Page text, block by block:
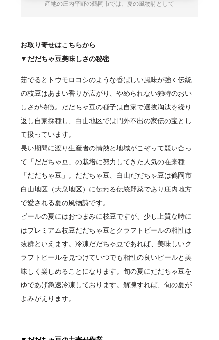
産地の庄内平野の鶴岡市では、夏の風物詩として
お取り寄せはこちらから
▼だだちゃ豆美味しさの秘密
茹でるとトウモロコシのような香ばしい風味が強く伝統
の枝豆はあまい香りが広がり、やめられない独特のおい
しさが特徴。だだちゃ豆の種子は自家で選抜淘汰を繰り
返し自家採種し、白山地区では門外不出の家伝の宝とし
て扱っています。
長い期間に渡り生産者の情熱と地域がこぞって競い合っ
て「だだちゃ豆」の栽培に努力してきた人気の在来種
「だだちゃ豆」。だだちゃ豆、白山だだちゃ豆は鶴岡市
白山地区（大泉地区）に伝わる伝統野菜であり庄内地方
で愛される夏の風物詩です。
ビールの夏にはおつまみに枝豆ですが、少し上質な時に
はプレミアム枝豆だだちゃ豆とクラフトビールの相性は
抜群といえます。冷凍だだちゃ豆であれば、美味しいク
ラフトビールを見つけていつでも相性の良いビールと美
味しく楽しめることになります。旬の夏にだだちゃ豆を
ゆであげ急速冷凍しております。解凍すれば、旬の夏が
よみがえります。